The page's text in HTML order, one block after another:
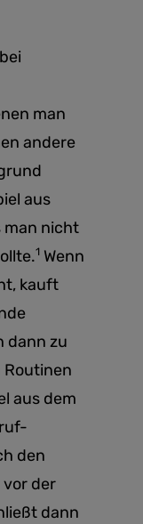
man
andere
aus
man nicht
1 Wenn
kauft
dann zu
aus dem
den
der
dann